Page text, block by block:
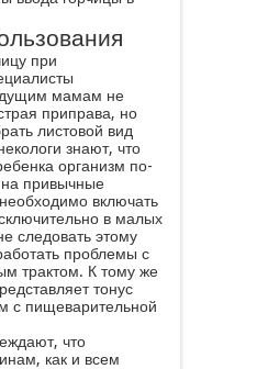
к
употребить
время обеда или
даже
ее в рацион в
Однако
разумной
к
в связи с тем,
ощущения
аллергической
служат
ввода горчицы в
при